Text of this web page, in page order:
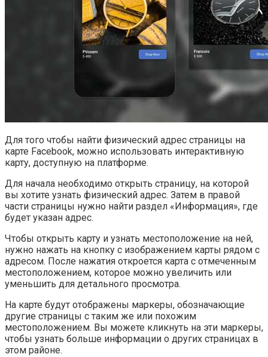
Для того чтобы найти физический адрес страницы на
карте Facebook, можно использовать интерактивную
карту, доступную на платформе.
Для начала необходимо открыть страницу, на которой
вы хотите узнать физический адрес. Затем в правой
части страницы нужно найти раздел «Информация», где
будет указан адрес.
Чтобы открыть карту и узнать местоположение на ней,
нужно нажать на кнопку с изображением карты рядом с
адресом. После нажатия откроется карта с отмеченным
местоположением, которое можно увеличить или
уменьшить для детального просмотра.
На карте будут отображены маркеры, обозначающие
другие страницы с таким же или похожим
местоположением. Вы можете кликнуть на эти маркеры,
чтобы узнать больше информации о других страницах в
этом районе.